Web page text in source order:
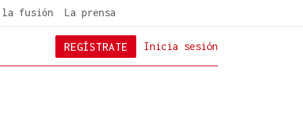
la fusión La prensa
Inicia sesión
REGÍSTRATE